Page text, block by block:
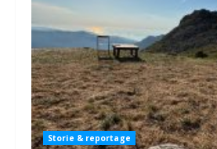
Storie & reportage